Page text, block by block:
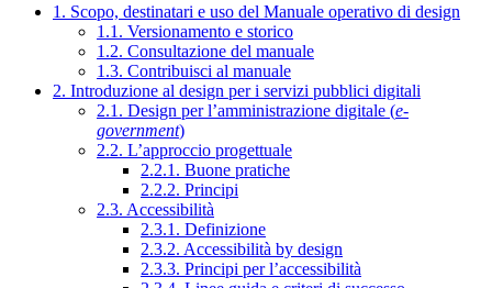
1. Scopo, destinatari e uso del Manuale operativo di design
1.1. Versionamento e storico
1.2. Consultazione del manuale
1.3. Contribuisci al manuale
2. Introduzione al design per i servizi pubblici digitali
2.1. Design per l’amministrazione digitale (e-
government)
2.2. L’approccio progettuale
2.2.1. Buone pratiche
2.2.2. Principi
2.3. Accessibilità
2.3.1. Definizione
2.3.2. Accessibilità by design
2.3.3. Principi per l’accessibilità